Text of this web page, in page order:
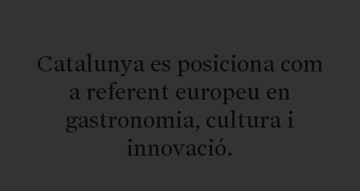
Catalunya es posiciona com
a referent europeu en
gastronomia, cultura i
innovació.